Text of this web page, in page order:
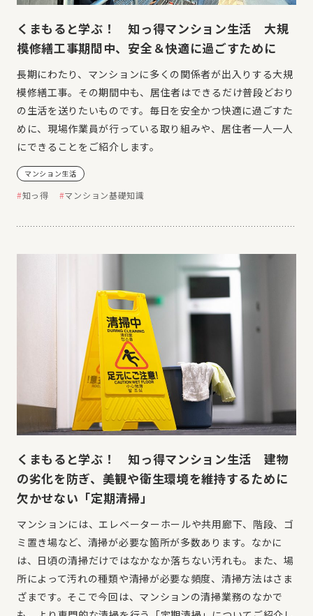
くまもると学ぶ！ 知っ得マンション生活 大規
模修繕工事期間中、安全＆快適に過ごすために
長期にわたり、マンションに多くの関係者が出入りする大規
模修繕工事。その期間中も、居住者はできるだけ普段どおり
の生活を送りたいものです。毎日を安全かつ快適に過ごすた
めに、現場作業員が行っている取り組みや、居住者一人一人
にできることをご紹介します。
マンション生活
知っ得 マンション基礎知識
くまもると学ぶ！ 知っ得マンション生活 建物
の劣化を防ぎ、美観や衛生環境を維持するために
欠かせない「定期清掃」
マンションには、エレベーターホールや共用廊下、階段、ゴ
ミ置き場など、清掃が必要な箇所が多数あります。なかに
は、日頃の清掃だけではなかなか落ちない汚れも。また、場
所によって汚れの種類や清掃が必要な頻度、清掃方法はさま
ざまです。そこで今回は、マンションの清掃業務のなかで